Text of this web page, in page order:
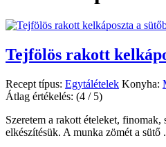
Tejfölös rakott
Recept típus: Egytálételek Konyha:
Átlag értékelés: (4 / 5)
Szeretem a rakott ételeket, finomak,
elkészítésük. A munka zömét a sütő